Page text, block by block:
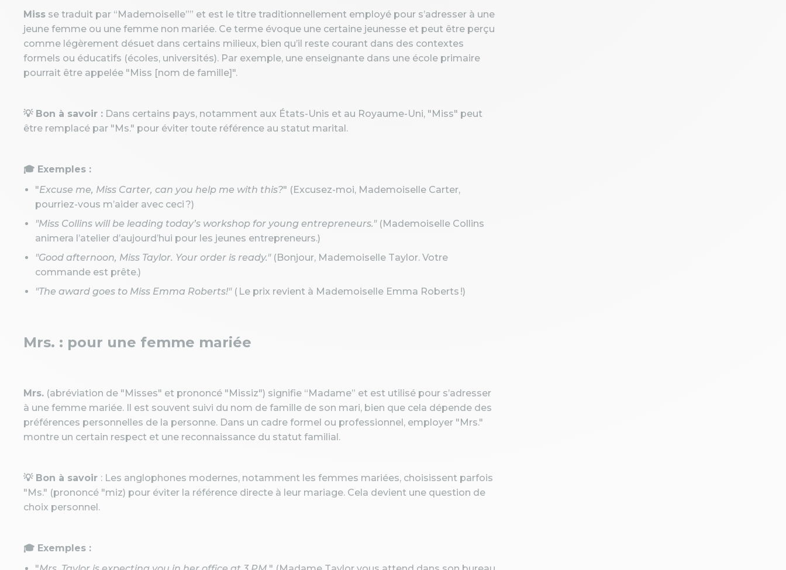
Miss se traduit par “Mademoiselle”” et est le titre traditionnellement employé pour s’adresser à une
jeune femme ou une femme non mariée. Ce terme évoque une certaine jeunesse et peut être perçu
comme légèrement désuet dans certains milieux, bien qu’il reste courant dans des contextes
formels ou éducatifs (écoles, universités). Par exemple, une enseignante dans une école primaire
pourrait être appelée "Miss [nom de famille]".
💡 Bon à savoir : Dans certains pays, notamment aux États-Unis et au Royaume-Uni, "Miss" peut
être remplacé par "Ms." pour éviter toute référence au statut marital.
🎓 Exemples :
"Excuse me, Miss Carter, can you help me with this?" (Excusez-moi, Mademoiselle Carter,
pourriez-vous m’aider avec ceci ?)
"Miss Collins will be leading today’s workshop for young entrepreneurs." (Mademoiselle Collins
animera l’atelier d’aujourd’hui pour les jeunes entrepreneurs.)
"Good afternoon, Miss Taylor. Your order is ready."(Bonjour, Mademoiselle Taylor. Votre
commande est prête.)
"The award goes to Miss Emma Roberts!"( Le prix revient à Mademoiselle Emma Roberts !)
Mrs. : pour une femme mariée
Mrs. (abréviation de "Misses" et prononcé "Missiz") signifie “Madame” et est utilisé pour s’adresser
à une femme mariée. Il est souvent suivi du nom de famille de son mari, bien que cela dépende des
préférences personnelles de la personne. Dans un cadre formel ou professionnel, employer "Mrs."
montre un certain respect et une reconnaissance du statut familial.
💡 Bon à savoir : Les anglophones modernes, notamment les femmes mariées, choisissent parfois
"Ms." (prononcé "miz) pour éviter la référence directe à leur mariage. Cela devient une question de
choix personnel.
🎓 Exemples :